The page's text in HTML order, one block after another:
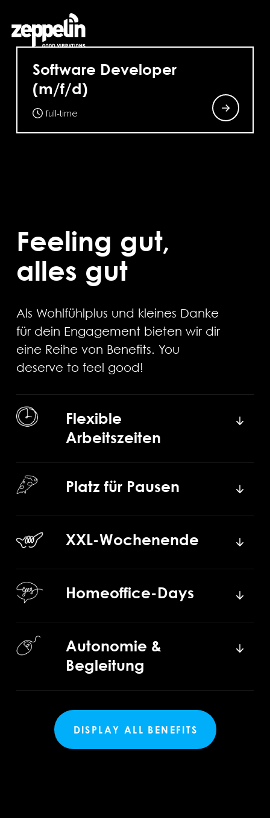
Software Developer
(m/f/d)
full-time
Feeling gut,
alles gut
Als Wohlfühlplus und kleines Danke
für dein Engagement bieten wir dir
eine Reihe von Benefits. You
deserve to feel good!
Flexible
Arbeitszeiten
Platz für Pausen
XXL-Wochenende
Homeoffice-Days
Autonomie &
Begleitung
DISPLAY ALL BENEFITS